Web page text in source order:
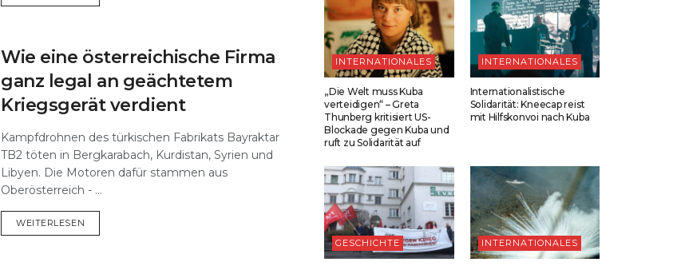
Wie eine österreichische Firma
ganz legal an geächtetem
Kriegsgerät verdient
Kampfdrohnen des türkischen Fabrikats Bayraktar
TB2 töten in Bergkarabach, Kurdistan, Syrien und
Libyen. Die Motoren dafür stammen aus
Oberösterreich - ...
WEITERLESEN
INTERNATIONALES
„Die Welt muss Kuba
verteidigen“ – Greta
Thunberg kritisiert US-
Blockade gegen Kuba und
ruft zu Solidarität auf
INTERNATIONALES
Internationalistische
Solidarität: Kneecap reist
mit Hilfskonvoi nach Kuba
GESCHICHTE INTERNATIONALES